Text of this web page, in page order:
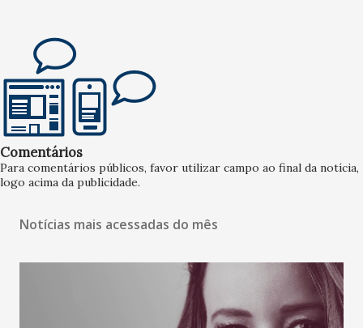
Comentários
Para comentários públicos, favor utilizar campo ao final da notícia,
logo acima da publicidade.
Notícias mais acessadas do mês